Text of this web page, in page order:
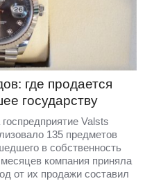
где продается
государству
Valsts
135 предметов
в собственность
компания приняла
от их продажи составил